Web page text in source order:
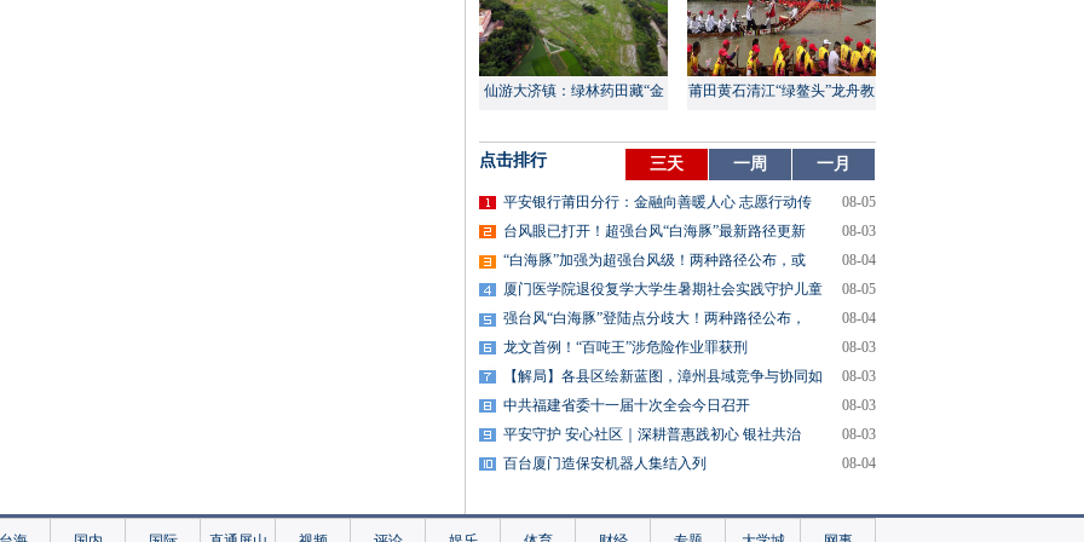
仙游大济镇：绿林药田藏“金
莆田黄石清江“绿鳌头”龙舟教
点击排行 三天 一周 一月
平安银行莆田分行：金融向善暖人心 志愿行动传
08-05
台风眼已打开！超强台风“白海豚”最新路径更新
08-03
“白海豚”加强为超强台风级！两种路径公布，或
08-04
厦门医学院退役复学大学生暑期社会实践守护儿童
08-05
强台风“白海豚”登陆点分歧大！两种路径公布，
08-04
龙文首例！“百吨王”涉危险作业罪获刑
08-03
【解局】各县区绘新蓝图，漳州县域竞争与协同如
08-03
中共福建省委十一届十次全会今日召开
08-03
平安守护 安心社区｜深耕普惠践初心 银社共治
08-03
百台厦门造保安机器人集结入列
08-04